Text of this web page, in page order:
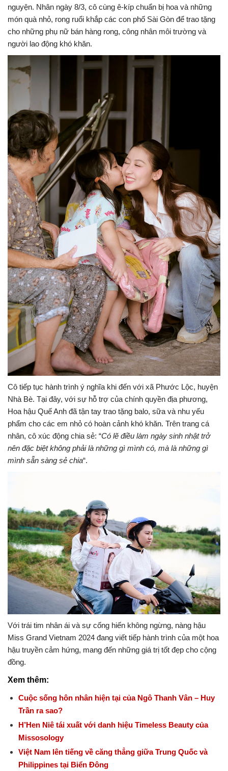
nguyện. Nhân ngày 8/3, cô cùng ê-kíp chuẩn bị hoa và những
món quà nhỏ, rong ruổi khắp các con phố Sài Gòn để trao tặng
cho những phụ nữ bán hàng rong, công nhân môi trường và
người lao động khó khăn.
Cô tiếp tục hành trình ý nghĩa khi đến với xã Phước Lộc, huyện
Nhà Bè. Tại đây, với sự hỗ trợ của chính quyền địa phương,
Hoa hậu Quế Anh đã tận tay trao tặng balo, sữa và nhu yếu
phẩm cho các em nhỏ có hoàn cảnh khó khăn. Trên trang cá
nhân, cô xúc động chia sẻ: “Có lẽ điều làm ngày sinh nhật trở
nên đặc biệt không phải là những gì mình có, mà là những gì
mình sẵn sàng sẻ chia“.
Với trái tim nhân ái và sự cống hiến không ngừng, nàng hậu
Miss Grand Vietnam 2024 đang viết tiếp hành trình của một hoa
hậu truyền cảm hứng, mang đến những giá trị tốt đẹp cho cộng
đồng.
Xem thêm:
Cuộc sống hôn nhân hiện tại của Ngô Thanh Vân – Huy
Trần ra sao?
H’Hen Niê tái xuất với danh hiệu Timeless Beauty của
Missosology
Việt Nam lên tiếng về căng thẳng giữa Trung Quốc và
Philippines tại Biển Đông